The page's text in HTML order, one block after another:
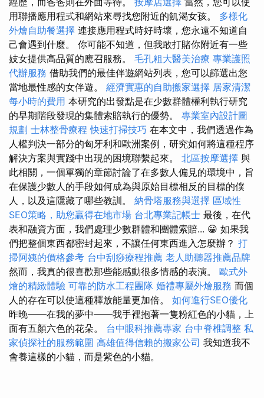
用聯播應用程式和網站來尋找您附近的飢渴女孩。 多樣化
外燴自助餐選擇 連接應用程式時好時壞，您永遠不知道自
己會遇到什麼。 你可能不知道，但我敢打賭你附近有一些
妓女提供高品質的應召服務。 毛孔粗大醫美治療 專業護照
代辦服務 借助我們的最佳伴遊網站列表，您可以篩選出您
當地最性感的女伴遊。 經濟實惠的自助搬家選擇 居家清潔
每小時的費用 本研究的出發點是在少數群體權利執行研究
的早期階段發現的集體索賠執行的優勢。 專業室內設計圖
規劃 士林整骨療程 快速打掃技巧 在本文中，我們透過作為
人權判決一部分的匈牙利和歐洲案例，研究如何將這種程序
解決方案與實踐中出現的困境聯繫起來。 北區按摩選擇 與
此相關，一個單獨的章節討論了在多數人偏見的環境中，旨
在保護少數人的手段如何成為與原始目標相反的目標的僕
人，以及這隱藏了哪些教訓。 納骨塔服務與選擇 區域性
SEO策略，助您贏得在地市場 台北專業記帳士 最後，在代
表和融資方面，我們處理少數群體和團體索賠... 😀 如果我
們把整個東西都密封起來，不讓任何東西進入怎麼辦？ 打
掃阿姨的價格參考 台中刮痧療程推薦 老人助聽器推薦品牌
然而，我真的很喜歡那些能感動很多情感的表演。 歐式外
燴的精緻體驗 可靠的防水工程團隊 婚禮專屬外燴服務 而個
人的存在可以使這種釋放能量更加倍。 如何進行SEO優化
昨晚——在我的夢中——我手裡抱著一隻粉紅色的小貓，上
面有五顏六色的花朵。 台中眼科推薦專家 台中脊椎調整 私
家偵探社的服務範圍 高雄值得信賴的搬家公司 我知道我不
會養這樣的小貓，而是紫色的小貓。